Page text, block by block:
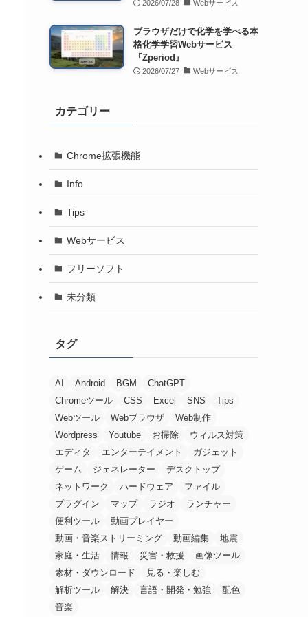
2026/07/28 Webサービス
ブラウザだけで化学を学べる本
格化学学習Webサービス
『Zperiod』
2026/07/27 Webサービス
カテゴリー
Chrome拡張機能
Info
Tips
Webサービス
フリーソフト
未分類
タグ
AI Android BGM
ChatGPT
Chromeツール
CSS Excel SNS
Tips
Webツール
Webブラウザ
Web制作
Wordpress
Youtube お掃除
ウィルス対策
エディタ
エンターテイメント
ガジェット
ゲーム
ジェネレーター
デスクトップ
ネットワーク
ハードウェア
ファイル
プラグイン
マップ ラジオ
ランチャー
便利ツール
動画プレイヤー
動画・音楽ストリーミング
動画編集
地震
家庭・生活
情報 災害・救援
画像ツール
素材・ダウンロード
見る・楽しむ
解析ツール
解決 言語・開発・勉強
配色
音楽